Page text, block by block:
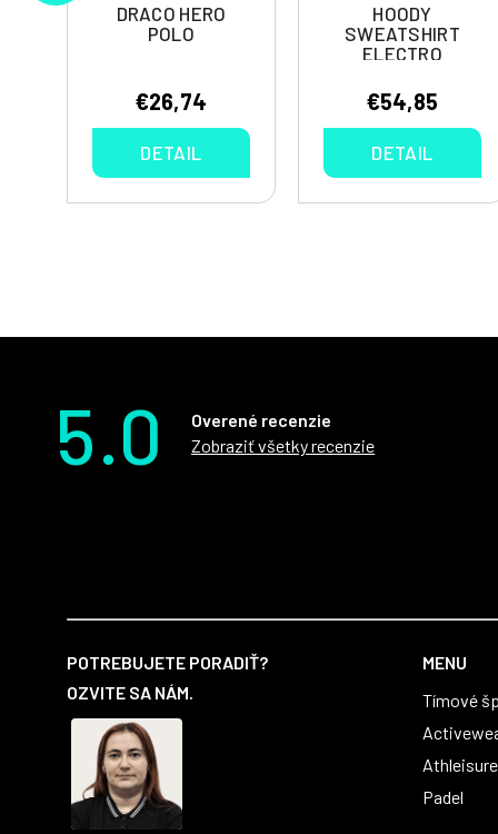
DRACO HERO
POLO
€26,74
DETAIL
HOODY
SWEATSHIRT
ELECTRO
€54,85
DETAIL
5.0
Overené recenzie
Zobraziť všetky recenzie
POTREBUJETE PORADIŤ?
OZVITE SA NÁM.
MENU
Tímové
Athleisure
Padel